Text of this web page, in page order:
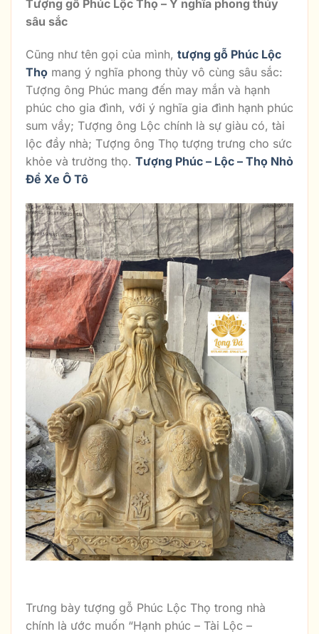
Tượng gỗ Phúc Lộc Thọ – Ý nghĩa phong thủy
sâu sắc
Cũng như tên gọi của mình, tượng gỗ Phúc Lộc
Thọ mang ý nghĩa phong thủy vô cùng sâu sắc:
Tượng ông Phúc mang đến may mắn và hạnh
phúc cho gia đình, với ý nghĩa gia đình hạnh phúc
sum vầy; Tượng ông Lộc chính là sự giàu có, tài
lộc đầy nhà; Tượng ông Thọ tượng trưng cho sức
khỏe và trường thọ. Tượng Phúc – Lộc – Thọ Nhỏ
Để Xe Ô Tô
Trưng bày tượng gỗ Phúc Lộc Thọ trong nhà
chính là ước muốn “Hạnh phúc – Tài Lộc –